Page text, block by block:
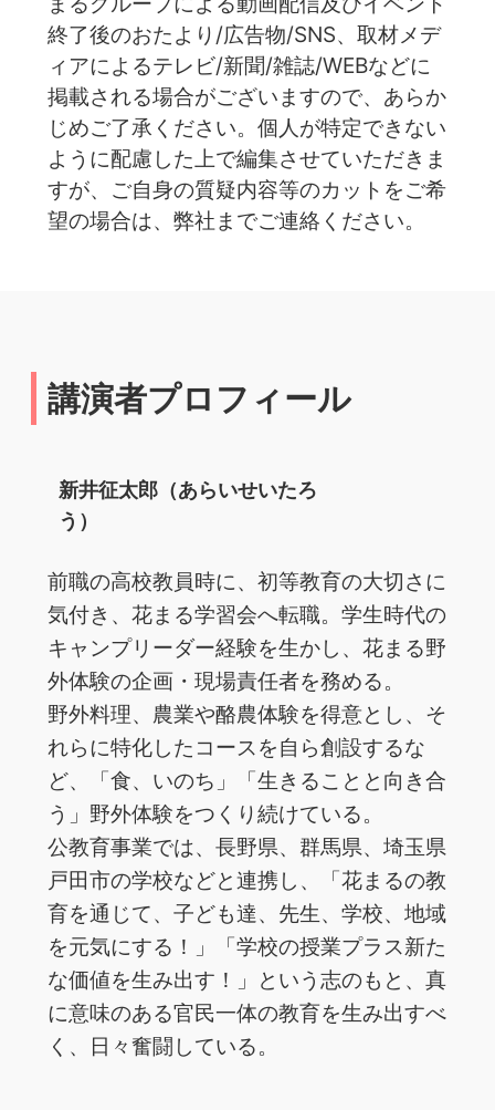
終了後のおたより/広告物/SNS、取材メデ
ィアによるテレビ/新聞/雑誌/WEBなどに
掲載される場合がございますので、あらか
じめご了承ください。個人が特定できない
ように配慮した上で編集させていただきま
すが、ご自身の質疑内容等のカットをご希
望の場合は、弊社までご連絡ください。
講演者プロフィール
新井征太郎（あらいせいたろ
う）
前職の高校教員時に、初等教育の大切さに
気付き、花まる学習会へ転職。学生時代の
キャンプリーダー経験を生かし、花まる野
外体験の企画・現場責任者を務める。
野外料理、農業や酪農体験を得意とし、そ
れらに特化したコースを自ら創設するな
ど、「食、いのち」「生きることと向き合
う」野外体験をつくり続けている。
公教育事業では、長野県、群馬県、埼玉県
戸田市の学校などと連携し、「花まるの教
育を通じて、子ども達、先生、学校、地域
を元気にする！」「学校の授業プラス新た
な価値を生み出す！」という志のもと、真
に意味のある官民一体の教育を生み出すべ
く、日々奮闘している。